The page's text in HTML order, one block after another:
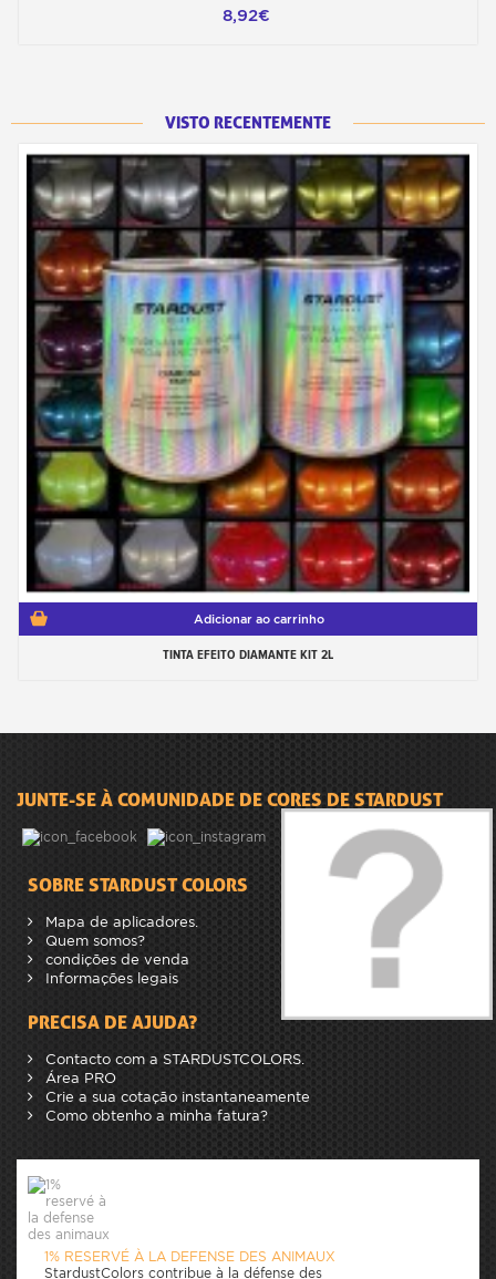
8,92€
VISTO RECENTEMENTE
Adicionar ao carrinho
TINTA EFEITO DIAMANTE KIT 2L
JUNTE-SE À COMUNIDADE DE CORES DE STARDUST
SOBRE STARDUST COLORS
Mapa de aplicadores.
Quem somos?
condições de venda
Informações legais
PRECISA DE AJUDA?
Contacto com a STARDUSTCOLORS.
Área PRO
Crie a sua cotação instantaneamente
Como obtenho a minha fatura?
1% RESERVÉ À LA DEFENSE DES ANIMAUX
StardustColors contribue à la défense des